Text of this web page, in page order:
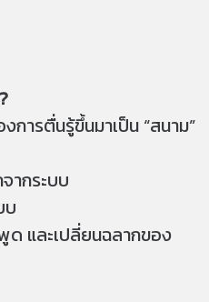
ารตื่นรู้ขึ้นมาเป็น “สนาม”
ากระบบ
บ
ด และเปลี่ยนฉลากของ